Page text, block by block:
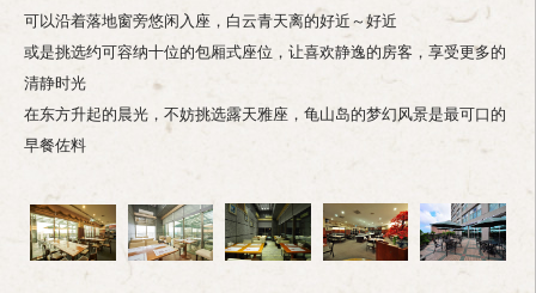
可以沿着落地窗旁悠闲入座，白云青天离的好近～好近
或是挑选约可容纳十位的包厢式座位，让喜欢静逸的房客，享受更多的
清静时光
在东方升起的晨光，不妨挑选露天雅座，龟山岛的梦幻风景是最可口的
早餐佐料